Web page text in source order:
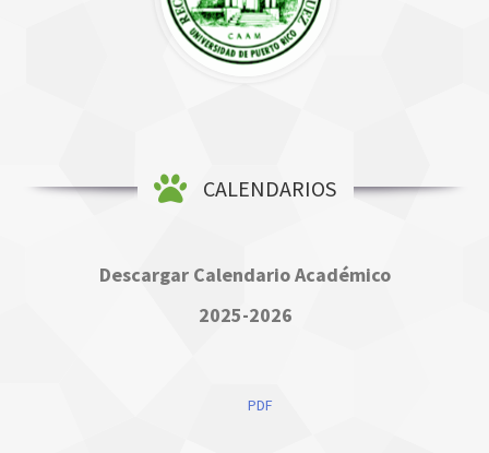
CALENDARIOS
Descargar Calendario Académico
2025-2026
PDF